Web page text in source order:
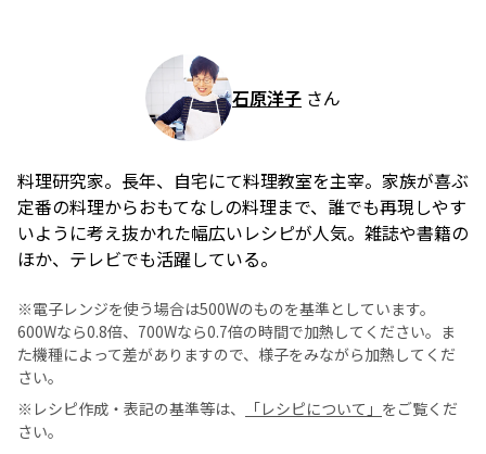
石原洋子 さん
料理研究家。長年、自宅にて料理教室を主宰。家族が喜ぶ
定番の料理からおもてなしの料理まで、誰でも再現しやす
いように考え抜かれた幅広いレシピが人気。雑誌や書籍の
ほか、テレビでも活躍している。
※電子レンジを使う場合は500Wのものを基準としています。
600Wなら0.8倍、700Wなら0.7倍の時間で加熱してください。ま
た機種によって差がありますので、様子をみながら加熱してくだ
さい。
※レシピ作成・表記の基準等は、
「レシピについて」 をご覧くだ
さい。